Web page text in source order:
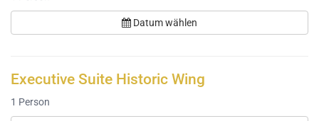
Datum wählen
Executive Suite Historic Wing
1 Person